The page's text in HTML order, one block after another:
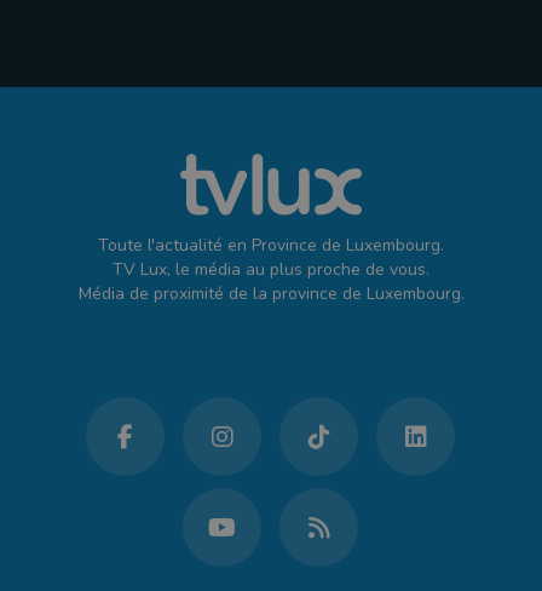
Toute l'actualité en Province de Luxembourg.
TV Lux, le média au plus proche de vous.
Média de proximité de la province de Luxembourg.